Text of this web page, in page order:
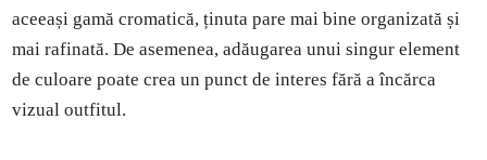
aceeași gamă cromatică, ținuta pare mai bine organizată și
mai rafinată. De asemenea, adăugarea unui singur element
de culoare poate crea un punct de interes fără a încărca
vizual outfitul.